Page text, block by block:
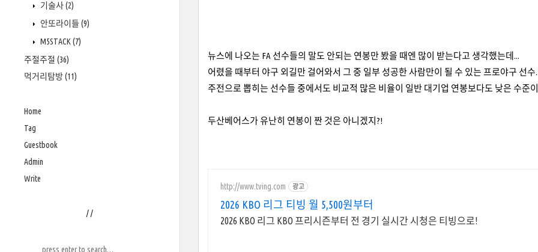
기술사(2)
안또라이들 (9)
M5STACK (7)
주절주절 (36)
먹거리탐방(11)
Home
Tag
Guestbook
Admin
Write
/ /
뉴스에 나오는 FA 선수들의 말도 안되는 연봉만 봤을 때엔 많이 받는다고 생각했는데...
어렸을 때부터 야구 외길만 걸어와서 그 중 일부 성공한 사람만이 될 수 있는 프로야구 선수
주전으로 뽑히는 선수들 중에서도 비교적 많은 비율이 일반 대기업 연봉보다도 낮은 수준
두산베어스가 유난히 연봉이 짠 것은 아니겠지?!
http://www.tving.com 광고
2026 KBO 리그 티빙 월 5,500원부터
2026 KBO 리그 KBO 프리시즌부터 전 경기 실시간 시청은 티빙으로!